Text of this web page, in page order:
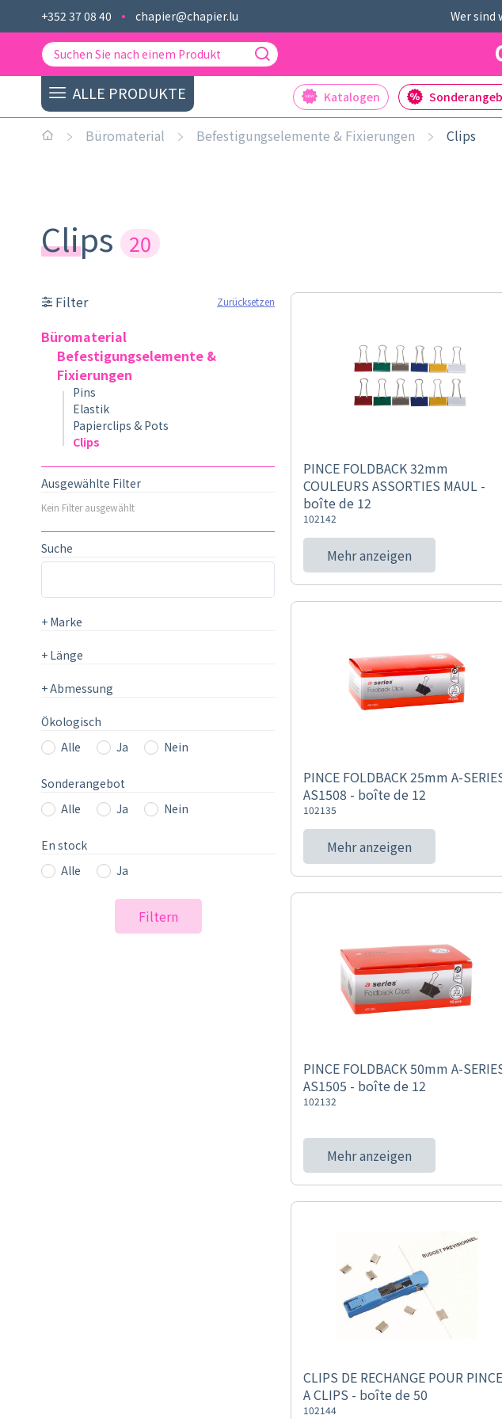
+352 37 08 40 chapier@chapier.lu Wer sind
ALLE PRODUKTE Katalogen
Büromaterial Befestigungselemente & Fixierungen Clips
Clips 20
Filter Zurücksetzen
Büromaterial
Befestigungselemente &
Fixierungen
Pins
Elastik
Papierclips & Pots
Clips
Ausgewählte Filter
Kein Filter ausgewählt
Suche
+ Marke
+ Länge
+Abmessung
Ökologisch
Alle
Ja Nein
Sonderangebot
Alle
Ja Nein
En stock
Alle
Ja
Filtern
PINCE FOLDBACK 32mm
COULEURS ASSORTIES MAUL -
boîte de 12
102142
Mehr anzeigen
PINCE FOLDBACK 25mm A-
AS1508 - boîte de 12
102135
Mehr anzeigen
PINCE FOLDBACK 50mm A-
AS1505 - boîte de 12
102132
Mehr anzeigen
CLIPS DE RECHANGE POUR PINCE
A CLIPS - boîte de 50
102144